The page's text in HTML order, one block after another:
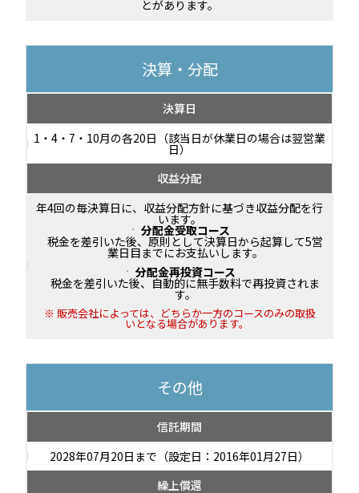
とがあります。
決算・分配
決算日
1・4・7・10月の各20日（該当日が休業日の場合は翌営業
日）
収益分配
年4回の毎決算日に、収益分配方針に基づき収益分配を行
います。
分配金受取コース
税金を差引いた後、原則として決算日から起算して5営
業日目までにお支払いします。
分配金再投資コース
税金を差引いた後、自動的に無手数料で再投資されま
す。
販売会社によっては、どちらか一方のコースのみの取扱
いとなる場合があります。
その他
信託期間
2028年07月20日まで（設定日：2016年01月27日）
繰上償還